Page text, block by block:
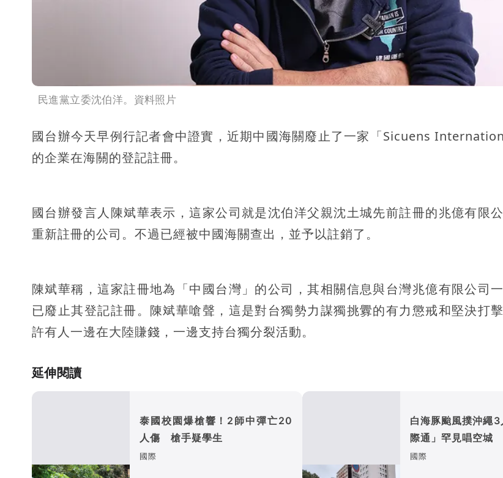
民進黨立委沈伯洋。資料照片
國台辦今天早例行記者會中證實，近期中國海關廢止了一家「Sicuens
的企業在海關的登記註冊。
國台辦發言人陳斌華表示，這家公司就是沈伯洋父親沈土城先前註冊的兆億有限
重新註冊的公司。不過已經被中國海關查出，並予以註銷了。
陳斌華稱，這家註冊地為「中國台灣」的公司，其相關信息與台灣兆億有限公司
已廢止其登記註冊。陳斌華嗆聲，這是對台獨勢力謀獨挑釁的有力懲戒和堅決打
許有人一邊在大陸賺錢，一邊支持台獨分裂活動。
延伸閱讀
泰國校園爆槍響！2師中彈亡20
人傷 槍手疑學生
國際
白海豚颱風撲沖繩3
際通」罕見唱空城
國際